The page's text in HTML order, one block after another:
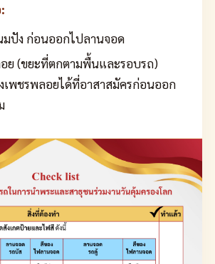
มปัง ก่อนออกไปลานจอด
ย (ขยะที่ตกตามพื้นและรอบรถ)
เพชรพลอยได้ที่อาสาสมัครก่อนออก